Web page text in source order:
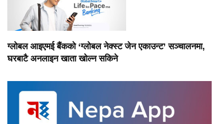
ग्लोबल आइएमई बैंकको ‘ग्लोबल नेक्स्ट जेन एकाउन्ट’ सञ्चालनमा,
घरबाटै अनलाइन खाता खोल्न सकिने